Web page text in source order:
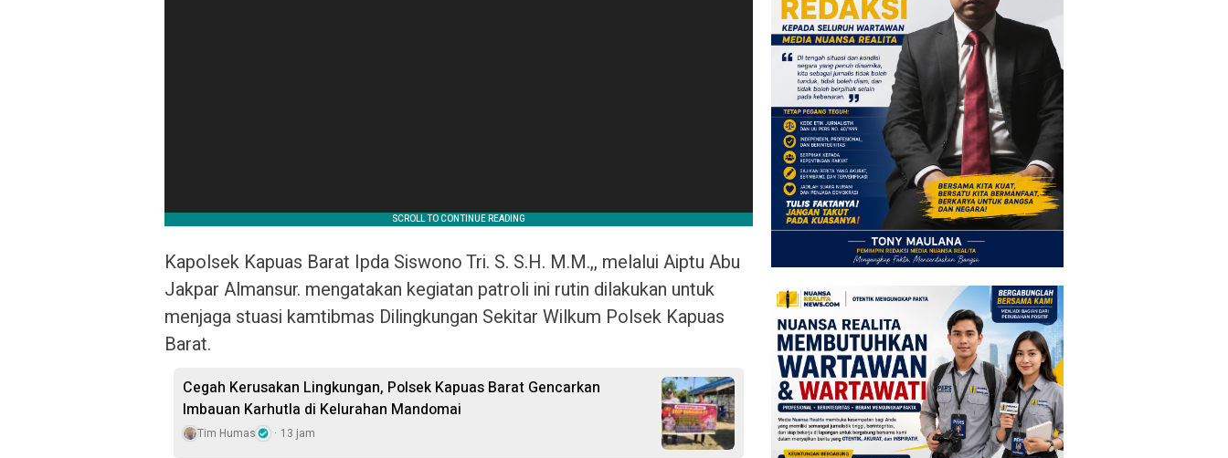
Kapolsek Kapuas Barat Ipda Siswono Tri. S. S.H. M.M.,, melalui Aiptu Abu
Jakpar Almansur. mengatakan kegiatan patroli ini rutin dilakukan untuk
menjaga stuasi kamtibmas Dilingkungan Sekitar Wilkum Polsek Kapuas
Barat.
Cegah Kerusakan Lingkungan, Polsek Kapuas Barat Gencarkan
Imbauan Karhutla di Kelurahan Mandomai
Tim Humas 13 jam